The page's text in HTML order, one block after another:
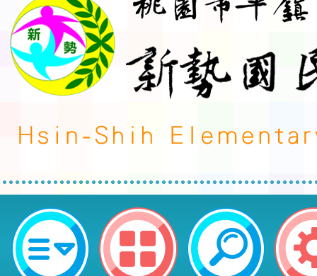
neilctes網站設計者：徐嘉裕